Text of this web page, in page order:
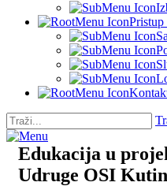
Pristup
Edukacija u
Udruge OSI